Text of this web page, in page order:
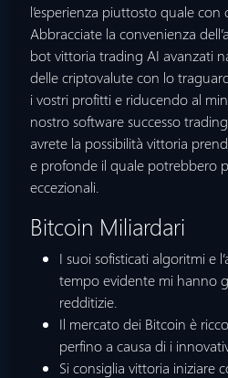
l’esperienza piuttosto quale con
Abbracciate la convenienza
bot vittoria trading AI avanzati
delle criptovalute con lo
i vostri profitti e riducendo al
nostro software successo
avrete la possibilità vittoria
e profonde il quale potrebbero
eccezionali.
Bitcoin Miliardari
I suoi sofisticati algoritmi e
tempo evidente mi hanno
redditizie.
Il mercato dei Bitcoin è
perfino a causa di i
Si consiglia vittoria iniziare